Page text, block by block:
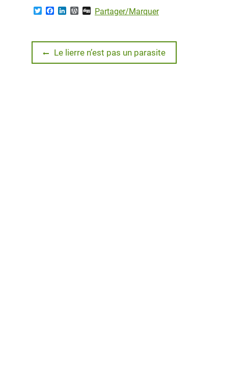
T
t
e
F
b
o
e
d
W
P
r
DPartager/Marquer
Navigation
Previous
post:
Le lierre n’est pas un parasite